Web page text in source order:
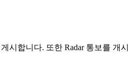
시합니다. 또한 Radar 통보를 개